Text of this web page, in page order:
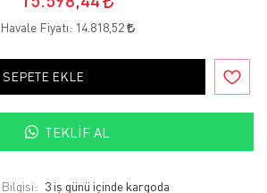
Havale Fiyatı: 14.818,52
SEPETE EKLE
TEKLIF AL
3 iş günü içinde kargoda